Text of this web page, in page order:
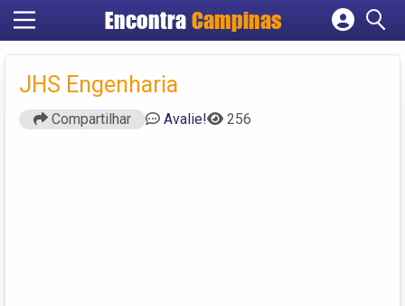
Encontra Campinas
Cadastrar empresa
JHS Engenharia
Compartilhar Avalie! 256